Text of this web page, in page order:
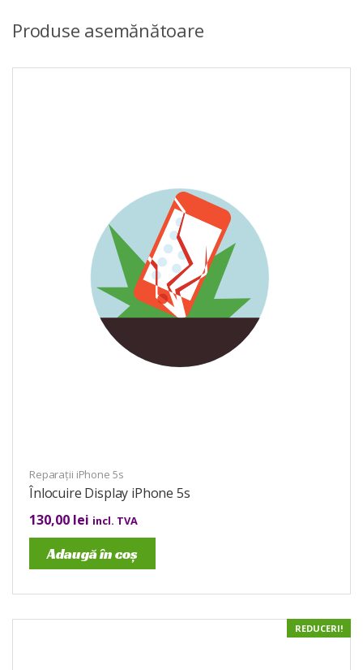
Produse asemănătoare
Reparații iPhone 5s
Înlocuire Display iPhone 5s
130,00 lei incl. TVA
Adaugă în coș
REDUCERI!